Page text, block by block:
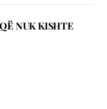
NUK KISHTE